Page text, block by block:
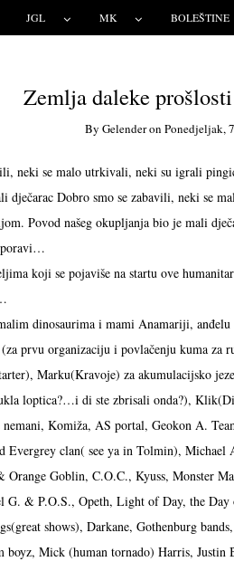
JGL MK BOLEŠTINE
Zemlja daleke
By Gelenderon Ponedjeljak,
neki se malo utrkivali, neki su igrali
dječarac Dobro smo se zabavili, neki se
Povod našeg okupljanja bio je mali
koji se pojaviše na startu ove
dinosaurima i mami Anamariji,
prvu organizaciju i povlačenju kuma za
Marku(Kravoje) za akumulacijsko
loptica?…i di ste zbrisali onda?),
nemani, Komiža, AS portal, Geokon A.
Evergrey clan( see ya in Tolmin), Michael
Orange Goblin, C.O.C., Kyuss, Monster
& P.O.S., Opeth, Light of Day, the
shows), Darkane, Gothenburg
boyz, Mick (human tornado) Harris,